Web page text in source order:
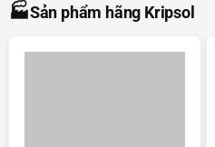
🏭Sản phẩm hãng Kripsol